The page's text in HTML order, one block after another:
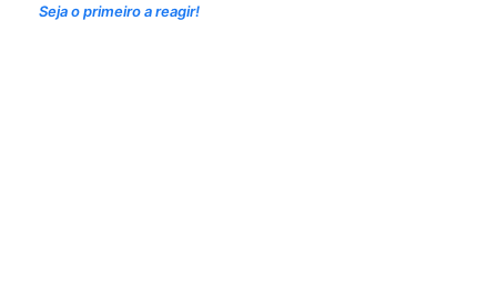
Seja o primeiro a reagir!